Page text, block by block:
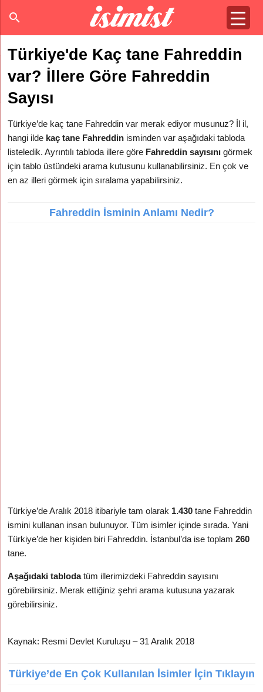
Türkiye'de Kaç tane Fahreddin
var? İllere Göre Fahreddin
Sayısı
Türkiye’de kaç tane Fahreddin var merak ediyor musunuz? İl il,
hangi ilde kaç tane Fahreddin isminden var aşağıdaki tabloda
listeledik. Ayrıntılı tabloda illere göre Fahreddin sayısını görmek
için tablo üstündeki arama kutusunu kullanabilirsiniz. En çok ve
en az illeri görmek için sıralama yapabilirsiniz.
Fahreddin İsminin Anlamı Nedir?
Türkiye’de Aralık 2018 itibariyle tam olarak 1.430 tane Fahreddin
ismini kullanan insan bulunuyor. Tüm isimler içindesırada. Yani
Türkiye’de her kişiden biri Fahreddin. İstanbul’da ise toplam260
tane.
Aşağıdaki tablodatüm illerimizdeki Fahreddin sayısını
görebilirsiniz. Merak ettiğiniz şehri arama kutusuna yazarak
görebilirsiniz.
Kaynak: Resmi Devlet Kuruluşu – 31 Aralık 2018
Türkiye’de En Çok Kullanılan İsimler İçin Tıklayın